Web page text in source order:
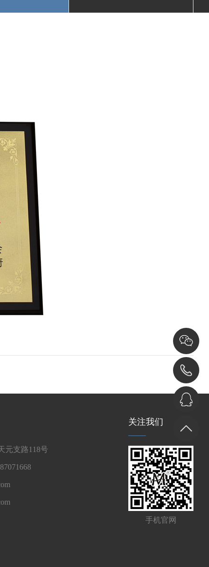
元支路118号
关注我们
手机官网